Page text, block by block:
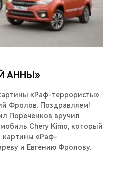
АННЫ»
«Раф-террористы»
Фролов. Поздравляем!
Пореченков вручил
Chery Kimo, который
картины «Раф-
и Евгению Фролову.